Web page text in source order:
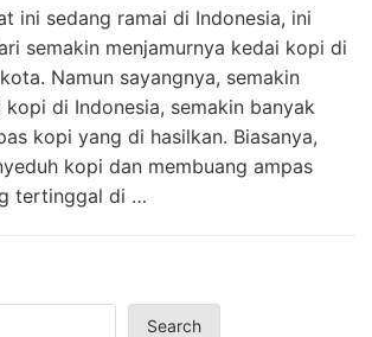
ini sedang ramai di Indonesia, ini
semakin menjamurnya kedai kopi di
Namun sayangnya, semakin
kopi di Indonesia, semakin banyak
kopi yang di hasilkan. Biasanya,
kopi dan membuang ampas
tertinggal di …
Search